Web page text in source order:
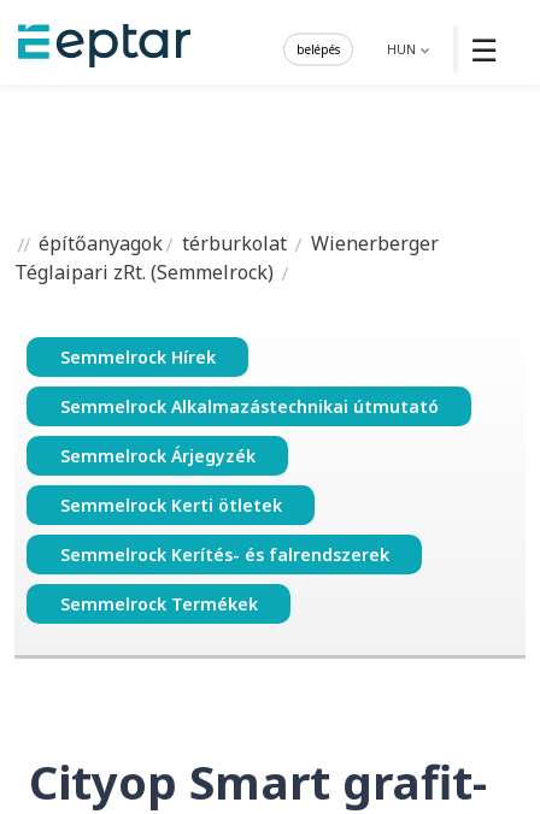
☰
HUN
belépés
építőanyagok térburkolat
Wienerberger
Téglaipari zRt. (Semmelrock)
Semmelrock Hírek
Semmelrock Alkalmazástechnikai útmutató
Semmelrock Árjegyzék
Semmelrock Kerti ötletek
Semmelrock Kerítés- és falrendszerek
Semmelrock Termékek
Cityop Smart grafit-